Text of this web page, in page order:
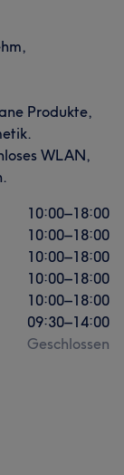
Produkte,
WLAN,
10:00–18:00
10:00–18:00
10:00–18:00
10:00–18:00
10:00–18:00
09:30–14:00
Geschlossen